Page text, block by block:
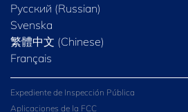
Русский (Russian)
Svenska
繁體中文 (Chinese)
Français
Expediente de Inspección Pública
Aplicaciones de la FCC